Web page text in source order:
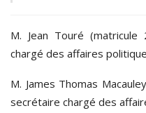
M. Jean Touré
chargé des affaires
M. James Thomas
secrétaire chargé des